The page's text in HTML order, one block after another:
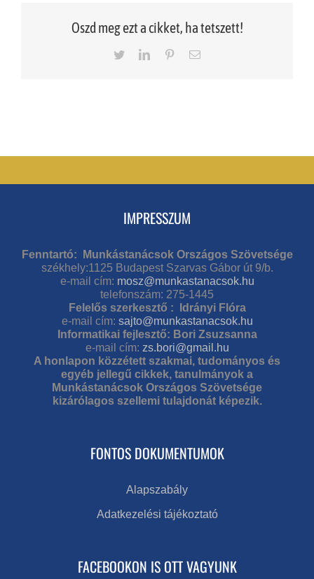
Oszd meg ezt a cikket, ha tetszett!
TwitterLinkedInPinterestEmail
IMPRESSZUM
Fenntartó: Munkástanácsok Országos Szövetsége
székhely:1125 Budapest Szarvas Gábor út 9/b.
e-mail cím: mosz@munkastanacsok.hu
telefonszám: 275-1445
Felelős szerkesztő : Idrányi Flóra
e-mail cím: sajto@munkastanacsok.hu
Informatikai fejlesztő: Bori Zsuzsanna
e-mail cím: zs.bori@gmail.hu
A honlapon közzétett szakmai, tudományos és
egyéb jellegű cikkek, tanulmányok a
Munkástanácsok Országos Szövetsége
kizárólagos szellemi tulajdonát képezik.
FONTOS DOKUMENTUMOK
Alapszabály
Adatkezelési tájékoztató
FACEBOOKON IS OTT VAGYUNK